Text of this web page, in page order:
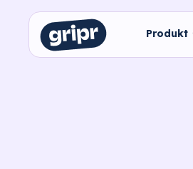
Produkt